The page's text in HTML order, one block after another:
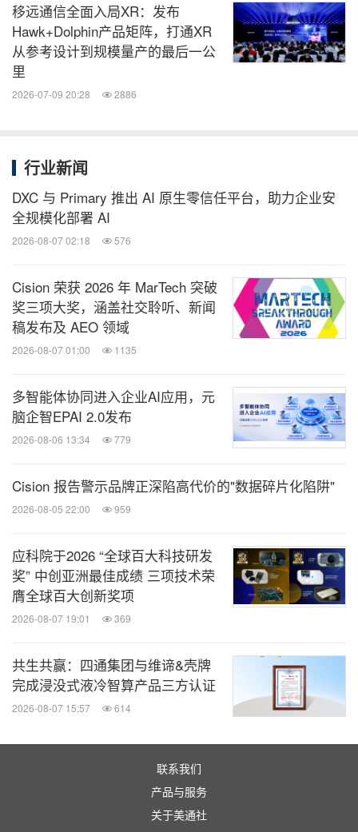
&环境监控、智慧工业、智慧生活&医疗健康、智能
安全等领域。更多信息，敬请访问移远官网
https://www.quectel.com.cn/，关注微信公众号/视频
号"移远通信"或发送邮件至
消息来源：移远通信
相关股票：
Shanghai:603236
微信公众号“全球TMT”发布全球互联网、科
技、媒体、通讯企业的经营动态、财报信
息、企业并购消息。扫描二维码，立即订
关键词：财经/金融 电脑/电子 互联网技术
电信业
无线通讯
人工智能
移远通信全面入局XR：发布
Hawk+Dolphin产品矩阵，打通XR
从参考设计到规模量产的最后一公
里
2026-07-09 20:28 2886
行业新闻
DXC 与 Primary 推出 AI 原生零信任平台，助力企业安
全规模化部署 AI
2026-08-07 02:18 576
Cision 荣获 2026 年 MarTech 突破
奖三项大奖，涵盖社交聆听、新闻
稿发布及 AEO 领域
2026-08-07 01:00 1135
多智能体协同进入企业AI应用，元
脑企智EPAI 2.0发布
2026-08-06 13:34 779
Cision 报告警示品牌正深陷高代价的"数据碎片化陷阱"
2026-08-05 22:00 959
应科院于2026 “全球百大科技研发
奖” 中创亚洲最佳成绩 三项技术荣
膺全球百大创新奖项
2026-08-07 19:01 369
共生共赢：四通集团与维谛&壳牌
完成浸没式液冷智算产品三方认证
2026-08-07 15:57 614
联系我们
产品与服务
关于美通社